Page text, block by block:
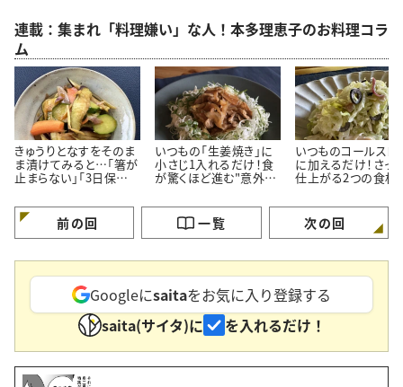
連載：集まれ「料理嫌い」な人！本多理恵子のお料理コラ
ム
きゅうりとなすをそのま
ま漬けてみると…「箸が
止まらない」「3日保存で
いつもの「生姜焼き」に
小さじ1入れるだけ！食
が驚くほど進む"意外な
いつものコールスロ
に加えるだけ！さっ
仕上がる2つの食材
前の回 一覧 次の回
Googleにsaitaをお気に入り登録する
saita(サイタ)に
を入れるだけ！